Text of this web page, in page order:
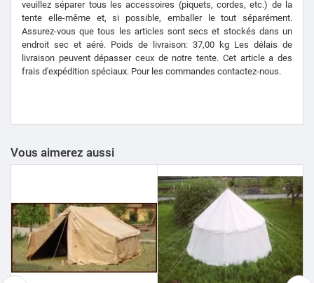
veuillez séparer tous les accessoires (piquets, cordes, etc.) de la
tente elle-même et, si possible, emballer le tout séparément.
Assurez-vous que tous les articles sont secs et stockés dans un
endroit sec et aéré. Poids de livraison: 37,00 kg Les délais de
livraison peuvent dépasser ceux de notre tente. Cet article a des
frais d'expédition spéciaux. Pour les commandes contactez-nous.
Vous aimerez aussi